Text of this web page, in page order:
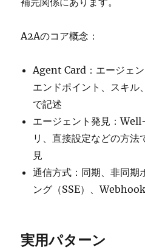
A2Aのコア概念：
Agent Card：エージェン
エンドポイント、スキル
で記述
エージェント発見：
リ、直接設定などの方法
見
通信方式：同期、非同期
ング（SSE）、Webhook
実用パターン